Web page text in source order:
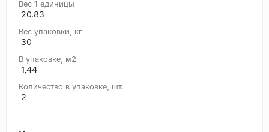
Вес 1 единицы
20.83
Вес упаковки, кг
30
В упаковке, м2
1,44
Количество в упаковке, шт.
2